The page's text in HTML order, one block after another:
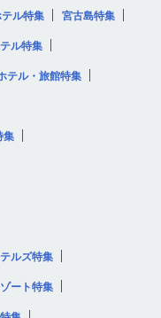
ル特集 宮古島特集
ル特集
テル・旅館特集
集
ルズ特集
ート特集